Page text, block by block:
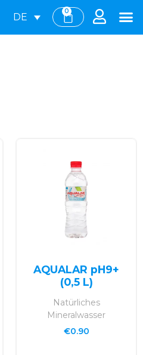
DE
0
AQUALAR pH9+
(0,5 L)
Natürliches
Mineralwasser
€0.90